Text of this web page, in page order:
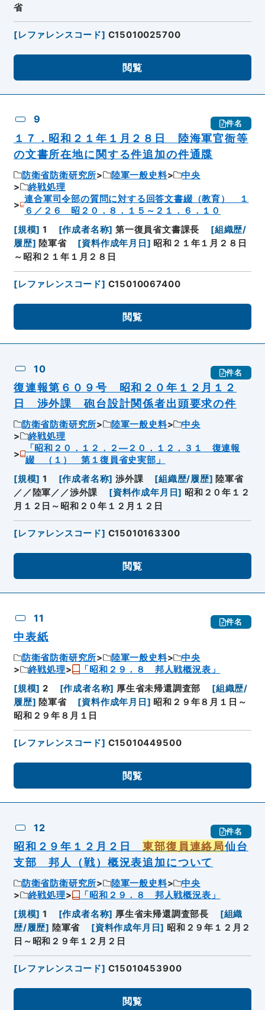
省
[レファレンスコード] C15010025700
閲覧
9 件名
１７．昭和２１年１月２８日 陸海軍官衙等
の文書所在地に関する件追加の件通牒
防衛省防衛研究所 陸軍一般史料
中央
終戦処理
連合軍司令部の質問に対する回答文書綴（教育） １
６／２６ 昭２０．８．１５～２１．６．１０
[規模] 1 [作成者名称] 第一復員省文書課長 [組織歴/
履歴] 陸軍省 [資料作成年月日 ] 昭和２１年１月２８日
～昭和２１年１月２８日
[レファレンスコード] C15010067400
閲覧
10 件名
復連報第６０９号 昭和２０年１２月１２
日 渉外課 砲台設計関係者出頭要求の件
防衛省防衛研究所 陸軍一般史料
中央
終戦処理
「昭和２０．１２．２―２０．１２．３１ 復連報
綴 （１） 第１復員省史実部」
[規模] 1 [作成者名称] 渉外課 [組織歴/履歴] 陸軍省
／／陸軍／／渉外課
[資料作成年月日] 昭和２０年１２
月１２日～昭和２０年１２月１２日
[レファレンスコード] C15010163300
閲覧
11 件名
中表紙
防衛省防衛研究所 陸軍一般史料
中央
終戦処理
「昭和２９．８ 邦人戦概況表」
[規模] 2 [作成者名称] 厚生省未帰還調査部 [組織歴/
履歴] 陸軍省 [資料作成年月日 ] 昭和２９年８月１日～
昭和２９年８月１日
[レファレンスコード] C15010449500
閲覧
12 件名
昭和２９年１２月２日東部復員連絡局仙台
支部 邦人（戦）概況表追加について
防衛省防衛研究所 陸軍一般史料
中央
終戦処理
「昭和２９．８ 邦人戦概況表」
[規模] 1 [作成者名称] 厚生省未帰還調査部長 [組織
歴/履歴] 陸軍省 [資料作成年月日] 昭和２９年１２月２
日～昭和２９年１２月２日
[レファレンスコード] C15010453900
閲覧